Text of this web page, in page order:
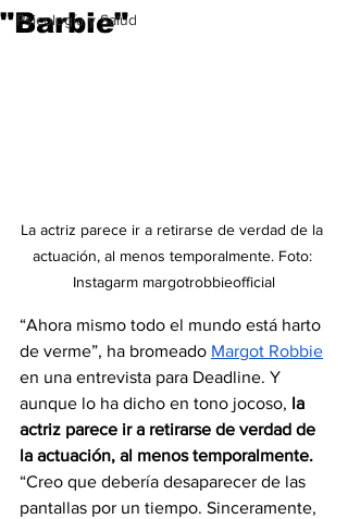
Psicología y Salud
"Barbie"
La actriz parece ir a retirarse de verdad de la
actuación, al menos temporalmente. Foto:
Instagarm margotrobbieofficial
“Ahora mismo todo el mundo está harto
de verme”, ha bromeado Margot Robbie
en una entrevista para Deadline. Y
aunque lo ha dicho en tono jocoso, la
actriz parece ir a retirarse de verdad de
la actuación, al menos temporalmente.
“Creo que debería desaparecer de las
pantallas por un tiempo. Sinceramente,